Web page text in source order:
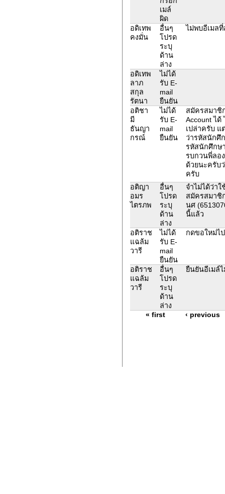
เมล์
ผิด
อดิเทพ
คงมั่น
อื่นๆ
โปรด
ระบุ
ด้าน
ล่าง
ไม่พบอีเมล
อดิเทพ
ลาภ
สกุล
รัตนา
ไม่ได้
รับ E-
mail
ยืนยัน
อติชา
มี
ธันญา
กรณ์
ไม่ได้
รับ E-
mail
ยืนยัน
สมัครสมาชิ
Account ได้
เปล่าครับ แ
ว่ารหัสนักศึ
รหัสนักศึกษ
รบกวนพี่ลอ
ด้วยนะครับ
ครับ
อติญา
อมร
ไตรภพ
อื่นๆ
โปรด
ระบุ
ด้าน
ล่าง
จำไม่ได้ว่าใ
สมัครสมาชิ
นศ
นี้แล้ว
อติราช
แฉล้ม
วารี
ไม่ได้
รับ E-
mail
ยืนยัน
กดขอใหม่ไ
อติราช
แฉล้ม
วารี
อื่นๆ
โปรด
ระบุ
ด้าน
ล่าง
ยืนยันอีเมล์ไ
« first ‹ previous